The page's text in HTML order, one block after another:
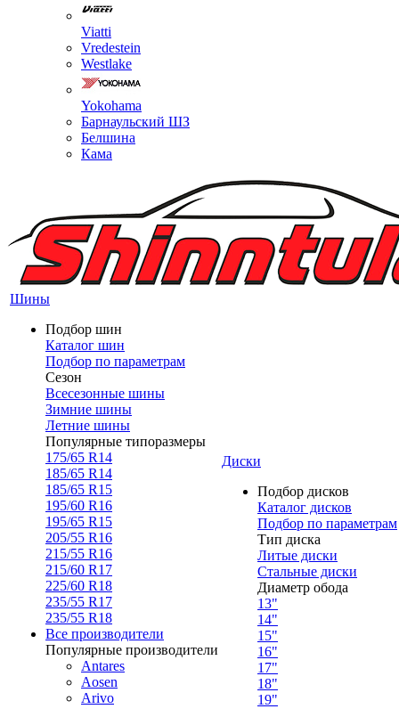
Viatti
Vredestein
Westlake
Yokohama
Барнаульский ШЗ
Белшина
Кама
Шины
Подбор шин
Каталог шин
Подбор по параметрам
Сезон
Всесезонные шины
Зимние шины
Летние шины
Популярные типоразмеры
175/65 R14
185/65 R14
185/65 R15
195/60 R16
195/65 R15
205/55 R16
215/55 R16
215/60 R17
225/60 R18
235/55 R17
235/55 R18
Все производители
Популярные производители
Antares
Aosen
Arivo
Диски
Подбор дисков
Каталог дисков
Подбор по параметрам
Тип диска
Литые диски
Стальные диски
Диаметр обода
13"
14"
15"
16"
17"
18"
19"